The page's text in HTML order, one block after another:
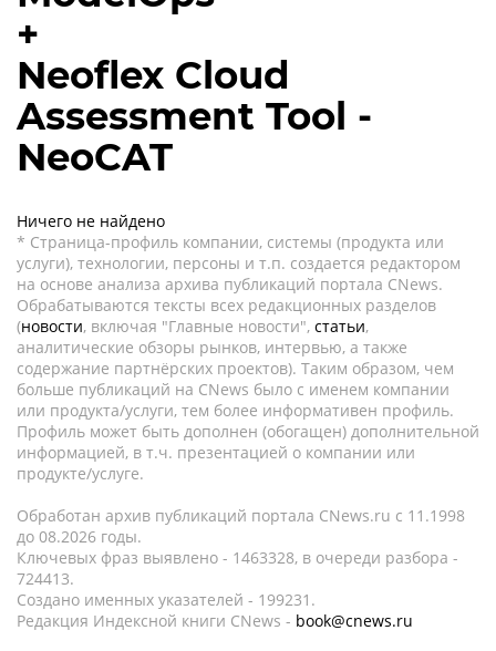
+
Neoflex Cloud
Assessment Tool -
NeoCAT
Ничего не найдено
* Страница-профиль компании, системы (продукта или
услуги), технологии, персоны и т.п. создается редактором
на основе анализа архива публикаций портала CNews.
Обрабатываются тексты всех редакционных разделов
(новости, включая "Главные новости", статьи,
аналитические обзоры рынков, интервью, а также
содержание партнёрских проектов). Таким образом, чем
больше публикаций на CNews было с именем компании
или продукта/услуги, тем более информативен профиль.
Профиль может быть дополнен (обогащен) дополнительной
информацией, в т.ч. презентацией о компании или
продукте/услуге.
Обработан архив публикаций портала CNews.ru c 11.1998
до 08.2026 годы.
Ключевых фраз выявлено - 1463328, в очереди разбора -
724413.
Создано именных указателей - 199231.
Редакция Индексной книги CNews - book@cnews.ru